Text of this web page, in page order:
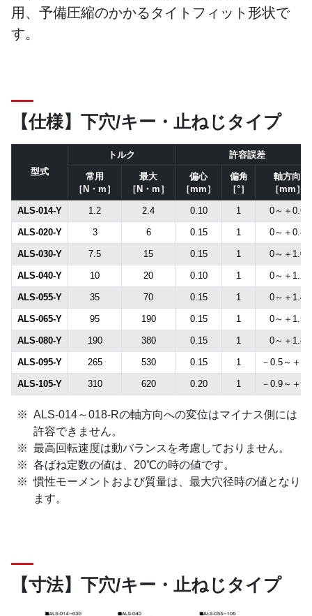
用、予備圧縮のかかるタイトフィット形状で
す。
【仕様】下穴/キー・止ねじタイプ
型式
トルク 許容誤差
常用
［N・m］
最大
［N・m］
偏心
［mm］
偏角
［°］
軸方向
［mm］
ALS-014-Y 1.2 2.4 0.10 1 0～＋0.6
ALS-020-Y 3 6 0.15 1 0～＋0.8
ALS-030-Y 7.5 15 0.15 1 0～＋1.0
ALS-040-Y 10 20 0.10 1 0～＋1.2
ALS-055-Y 35 70 0.15 1 0～＋1.4
ALS-065-Y 95 190 0.15 1 0～＋1.5
ALS-080-Y 190 380 0.15 1 0～＋1.8
ALS-095-Y 265 530 0.15 1 －0.5～＋
ALS-105-Y 310 620 0.20 1 －0.9～＋
ALS-014～018-Rの軸方向への変位はマイナス側には
許容できません。
最高回転速度は動バランスを考慮しておりません。
各ばね定数の値は、20℃の時の値です。
慣性モーメントおよび質量は、最大穴径時の値となり
ます。
【寸法】下穴/キー・止ねじタイプ